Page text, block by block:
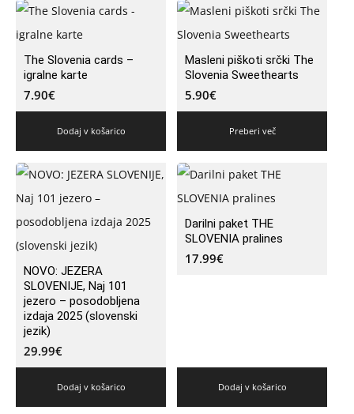
The Slovenia cards –
igralne karte
7.90€
Dodaj v košarico
Masleni piškoti srčki The
Slovenia Sweethearts
5.90€
Preberi več
NOVO: JEZERA
SLOVENIJE, Naj 101
jezero – posodobljena
izdaja 2025 (slovenski
jezik)
29.99€
Dodaj v košarico
Darilni paket THE
SLOVENIA pralines
17.99€
Dodaj v košarico